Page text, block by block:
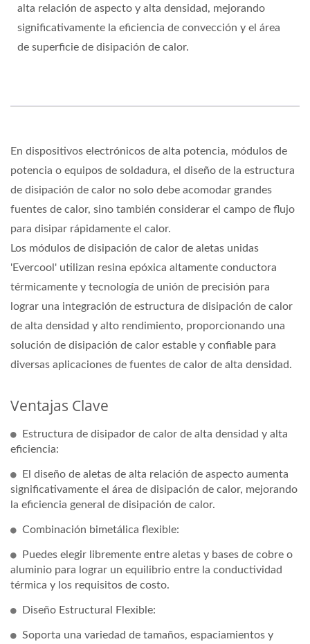
alta relación de aspecto y alta densidad, mejorando
significativamente la eficiencia de convección y el área
de superficie de disipación de calor.
En dispositivos electrónicos de alta potencia, módulos de
potencia o equipos de soldadura, el diseño de la estructura
de disipación de calor no solo debe acomodar grandes
fuentes de calor, sino también considerar el campo de flujo
para disipar rápidamente el calor.
Los módulos de disipación de calor de aletas unidas
'Evercool' utilizan resina epóxica altamente conductora
térmicamente y tecnología de unión de precisión para
lograr una integración de estructura de disipación de calor
de alta densidad y alto rendimiento, proporcionando una
solución de disipación de calor estable y confiable para
diversas aplicaciones de fuentes de calor de alta densidad.
Ventajas Clave
Estructura de disipador de calor de alta densidad y alta
eficiencia:
El diseño de aletas de alta relación de aspecto aumenta
significativamente el área de disipación de calor, mejorando
la eficiencia general de disipación de calor.
Combinación bimetálica flexible:
Puedes elegir libremente entre aletas y bases de cobre o
aluminio para lograr un equilibrio entre la conductividad
térmica y los requisitos de costo.
Diseño Estructural Flexible:
Soporta una variedad de tamaños, espaciamientos y